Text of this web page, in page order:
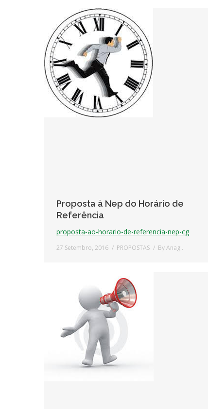
Proposta à Nep do Horário de
Referência
proposta-ao-horario-de-referencia-nep-cg
27 Setembro, 2016 PROPOSTAS ByAnag .